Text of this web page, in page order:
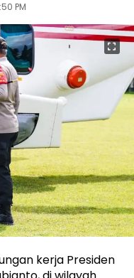
PM
kerja Presiden